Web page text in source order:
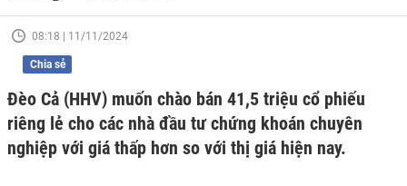
08:18 | 11/11/2024
Chia sẻ
Đèo Cả (HHV) muốn chào bán 41,5 triệu cổ phiếu
riêng lẻ cho các nhà đầu tư chứng khoán chuyên
nghiệp với giá thấp hơn so với thị giá hiện nay.